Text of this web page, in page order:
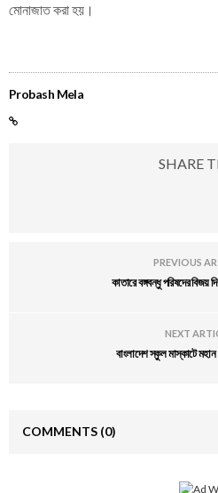
মোনাজাত করা হয়।
Probash Mela
SHARE
PREVIOUS
কাতারে বঙ্গবন্ধু পরিষদের
NEXT
বাংলাদেশ স্কুল মাস্কাটে
COMMENTS (0)